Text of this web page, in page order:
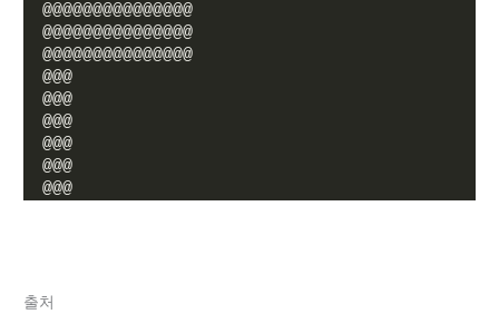
@@@@@@@@@@@@@@@
@@@@@@@@@@@@@@@
@@@@@@@@@@@@@@@
@@@
@@@
@@@
@@@
@@@
@@@
출처